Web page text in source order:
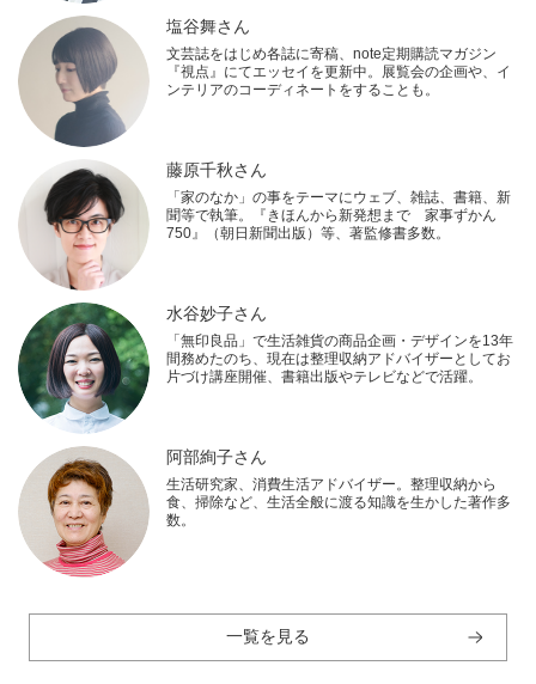
塩谷舞さん
文芸誌をはじめ各誌に寄稿、note定期購読マガジン
『視点』にてエッセイを更新中。展覧会の企画や、イ
ンテリアのコーディネートをすることも。
藤原千秋さん
「家のなか」の事をテーマにウェブ、雑誌、書籍、新
聞等で執筆。『きほんから新発想まで 家事ずかん
750』（朝日新聞出版）等、著監修書多数。
水谷妙子さん
「無印良品」で生活雑貨の商品企画・デザインを13年
間務めたのち、現在は整理収納アドバイザーとしてお
片づけ講座開催、書籍出版やテレビなどで活躍。
阿部絢子さん
生活研究家、消費生活アドバイザー。整理収納から
食、掃除など、生活全般に渡る知識を生かした著作多
数。
一覧を見る